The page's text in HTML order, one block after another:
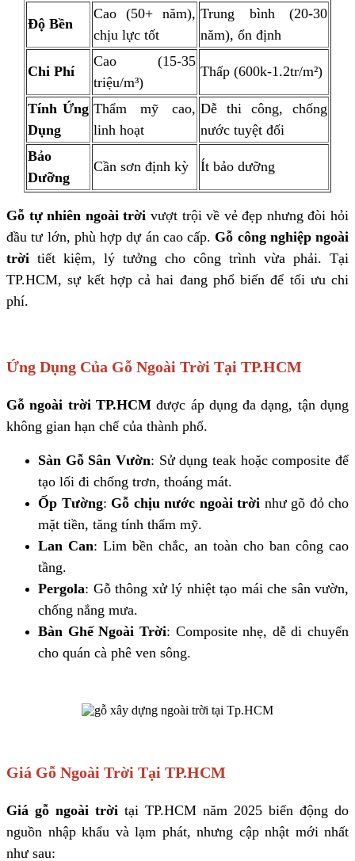
Độ Bền
Cao (50+ năm),
chịu lực tốt
Trung bình (20-30
năm), ổn định
Chi Phí
Cao (15-35
triệu/m³)
Thấp (600k-1.2tr/m²)
Tính Ứng
Dụng
Thẩm mỹ cao,
linh hoạt
Dễ thi công, chống
nước tuyệt đối
Bảo
Dưỡng
Cần sơn định kỳ Ít bảo dưỡng
Gỗ tự nhiên ngoài trời vượt trội về vẻ đẹp nhưng đòi hỏi
đầu tư lớn, phù hợp dự án cao cấp. Gỗ công nghiệp ngoài
trời tiết kiệm, lý tưởng cho công trình vừa phải. Tại
TP.HCM, sự kết hợp cả hai đang phổ biến để tối ưu chi
phí.
Ứng Dụng Của Gỗ Ngoài Trời Tại TP.HCM
Gỗ ngoài trời TP.HCMđược áp dụng đa dạng, tận dụng
không gian hạn chế của thành phố.
Sàn Gỗ Sân Vườn: Sử dụng teak hoặc composite để
tạo lối đi chống trơn, thoáng mát.
Ốp Tường: Gỗ chịu nước ngoài trời như gõ đỏ cho
mặt tiền, tăng tính thẩm mỹ.
Lan Can: Lim bền chắc, an toàn cho ban công cao
tầng.
Pergola: Gỗ thông xử lý nhiệt tạo mái che sân vườn,
chống nắng mưa.
Bàn Ghế Ngoài Trời: Composite nhẹ, dễ di chuyển
cho quán cà phê ven sông.
Giá Gỗ Ngoài Trời Tại TP.HCM
Giá gỗ ngoài trời tại TP.HCM năm 2025 biến động do
nguồn nhập khẩu và lạm phát, nhưng cập nhật mới nhất
như sau: